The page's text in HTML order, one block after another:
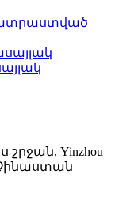
շրջան, Yinzhou
Չինաստան